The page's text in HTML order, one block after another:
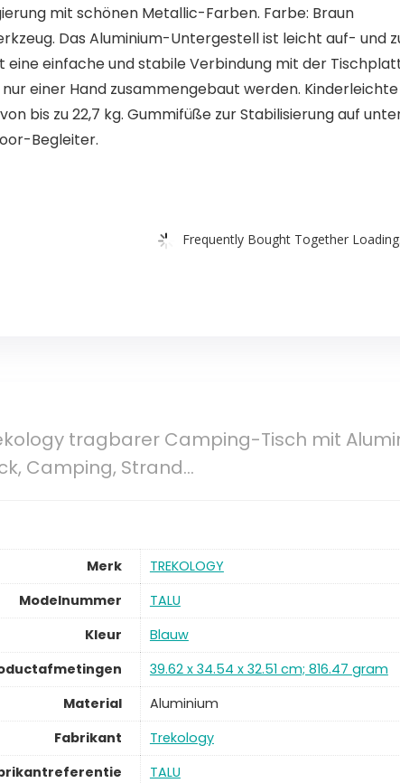
mit schönen Metallic-Farben. Farbe: Braun
Das Aluminium-Untergestell ist leicht auf- und
einfache und stabile Verbindung mit der
einer Hand zusammengebaut werden.
bis zu 22,7 kg. Gummifüße zur Stabilisierung auf
Begleiter.
Frequently Bought Together
tragbarer Camping-Tisch mit
Camping, Strand…
Merk
TREKOLOGY
Modelnummer
TALU
Kleur
Blauw
39.62 x 34.54 x 32.51 cm; 816.47 gram
Material
Aluminium
Fabrikant
Trekology
TALU